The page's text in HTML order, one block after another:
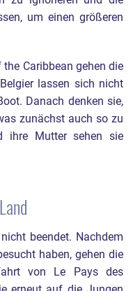
um einen größeren
Caribbean gehen die
lassen sich nicht
Danach denken sie,
zunächst auch so zu
ihre Mutter sehen sie
beendet. Nachdem
haben, gehen die
von Le Pays des